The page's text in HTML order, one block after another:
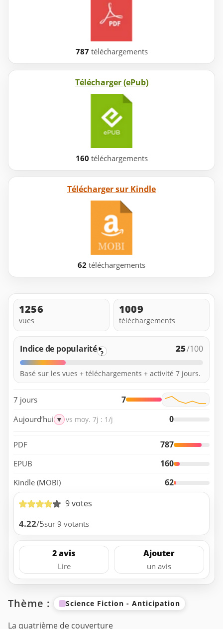
787 téléchargements
Télécharger (ePub)
160 téléchargements
Télécharger sur Kindle
62 téléchargements
1256
vues
1009
téléchargements
Indice de popularité ? 25/100
Basé sur les vues + téléchargements + activité 7 jours.
7 jours 7
Aujourd’hui ▼ vs moy. 7j : 1/j 0
PDF 787
EPUB 160
Kindle (MOBI)
62
9 votes
4.22/5sur 9 votants
2 avis
Lire
Ajouter
un avis
Thème : Science Fiction - Anticipation
La quatrième de couverture